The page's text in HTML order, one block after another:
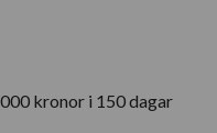
kronor i 150 dagar